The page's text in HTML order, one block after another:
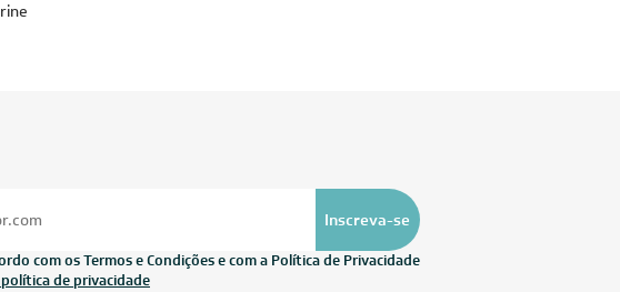
Inscreva-se
com os Termos e Condições e com a Política de Privacidade
de privacidade